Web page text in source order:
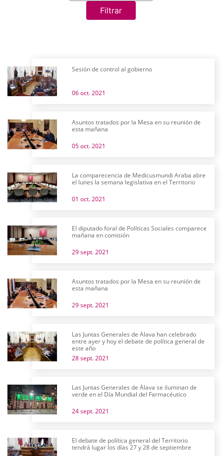
Filtrar
Sesión de control al gobierno
06 oct. 2021
Asuntos tratados por la Mesa en su reunión de
esta mañana
05 oct. 2021
La comparecencia de Medicusmundi Araba abre
el lunes la semana legislativa en el Territorio
01 oct. 2021
El diputado foral de Políticas Sociales comparece
mañana en comisión
29 sept. 2021
Asuntos tratados por la Mesa en su reunión de
esta mañana
29 sept. 2021
Las Juntas Generales de Álava han celebrado
entre ayer y hoy el debate de política general de
este año
28 sept. 2021
Las Juntas Generales de Álava se iluminan de
verde en el Día Mundial del Farmacéutico
24 sept. 2021
El debate de política general del Territorio
tendrá lugar los días 27 y 28 de septiembre